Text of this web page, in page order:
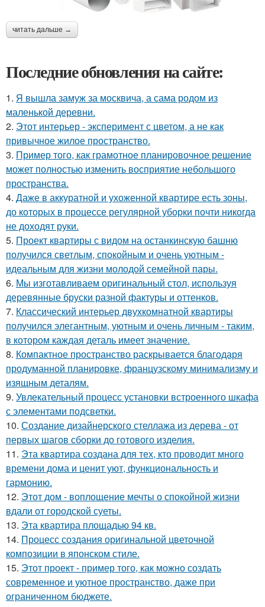
читать дальше →
Последние обновления на сайте:
1. Я вышла замуж за москвича, а сама родом из
маленькой деревни.
2. Этот интерьер - эксперимент с цветом, а не как
привычное жилое пространство.
3. Пример того, как грамотное планировочное решение
может полностью изменить восприятие небольшого
пространства.
4. Даже в аккуратной и ухоженной квартире есть зоны,
до которых в процессе регулярной уборки почти никогда
не доходят руки.
5. Проект квартиры с видом на останкинскую башню
получился светлым, спокойным и очень уютным -
идеальным для жизни молодой семейной пары.
6. Мы изготавливаем оригинальный стол, используя
деревянные бруски разной фактуры и оттенков.
7. Классический интерьер двухкомнатной квартиры
получился элегантным, уютным и очень личным - таким,
в котором каждая деталь имеет значение.
8. Компактное пространство раскрывается благодаря
продуманной планировке, французскому минимализму и
изящным деталям.
9. Увлекательный процесс установки встроенного шкафа
с элементами подсветки.
10. Создание дизайнерского стеллажа из дерева - от
первых шагов сборки до готового изделия.
11. Эта квартира создана для тех, кто проводит много
времени дома и ценит уют, функциональность и
гармонию.
12. Этот дом - воплощение мечты о спокойной жизни
вдали от городской суеты.
13. Эта квартира площадью 94 кв.
14. Процесс создания оригинальной цветочной
композиции в японском стиле.
15. Этот проект - пример того, как можно создать
современное и уютное пространство, даже при
ограниченном бюджете.